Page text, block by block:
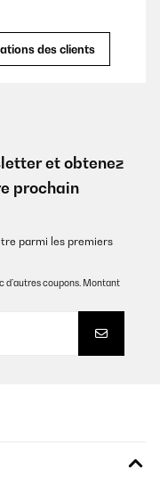
04/07/2021
Griffe waren sehr
AVIS VÉRIFIÉ
des clients
et obtenez
prochain
parmi les premiers
d’autres coupons. Montant